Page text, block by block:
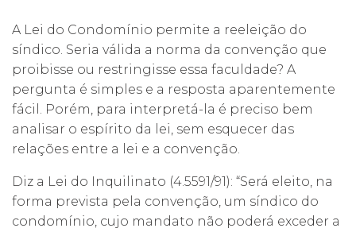
A Lei do Condomínio permite a reeleição do
síndico. Seria válida a norma da convenção que
proibisse ou restringisse essa faculdade? A
pergunta é simples e a resposta aparentemente
fácil. Porém, para interpretá-la é preciso bem
analisar o espírito da lei, sem esquecer das
relações entre a lei e a convenção.
Diz a Lei do Inquilinato (4.5591/91): “Será eleito, na
forma prevista pela convenção, um síndico do
condomínio, cujo mandato não poderá exceder a